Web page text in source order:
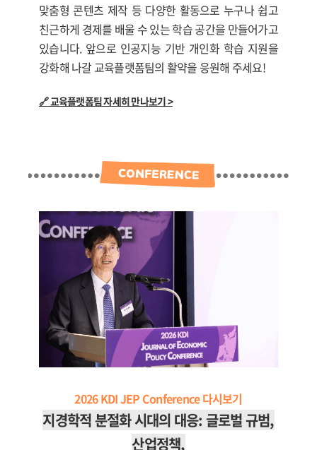
맞춤형 콘텐츠 제작 등 다양한 활동으로 누구나 쉽고
친근하게 경제를 배울 수 있는 학습 공간을 만들어가고
있습니다. 앞으로 인공지능 기반 개인화 학습 지원을
강화해 나갈 교육플랫폼팀의 활약을 응원해 주세요!
🔗 교육플랫폼팀 자세히 만나보기 >
2026 KDI JEP Conference 다시보기
지경학적 분절화 시대의 대응: 글로벌 규범,
산업정책,